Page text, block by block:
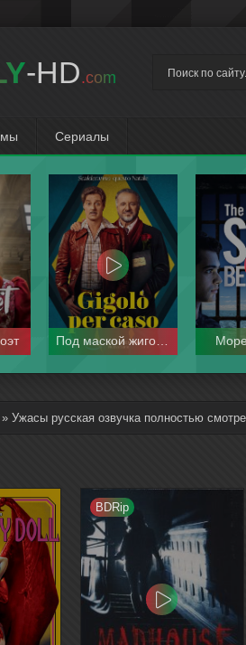
-HD.com
Сериалы
Под маской жиголо
» Ужасы русская озвучка полностью
BDRip